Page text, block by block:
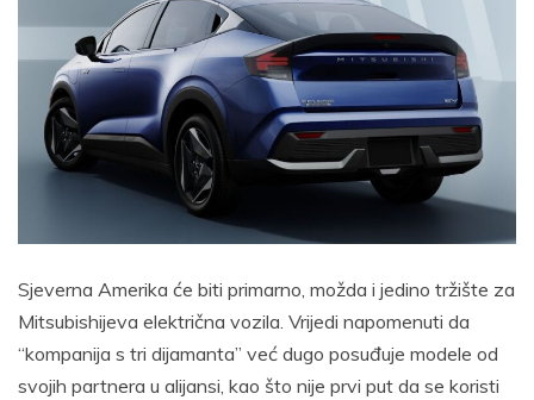
Sjeverna Amerika će biti primarno, možda i jedino tržište za
Mitsubishijeva električna vozila. Vrijedi napomenuti da
“kompanija s tri dijamanta” već dugo posuđuje modele od
svojih partnera u alijansi, kao što nije prvi put da se koristi